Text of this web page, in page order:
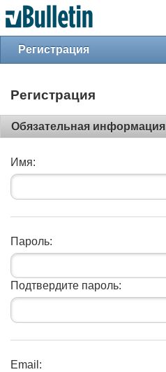
Регистрация
Регистрация
Обязательная информация
Имя:
Пароль:
Подтвердите пароль:
Email: